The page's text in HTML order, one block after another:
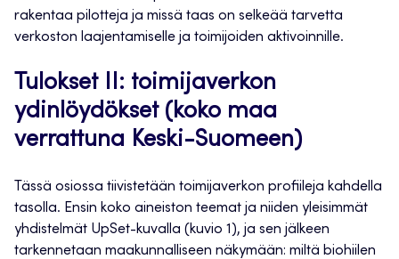
rakentaa pilotteja ja missä taas on selkeää tarvetta
verkoston laajentamiselle ja toimijoiden aktivoinnille.
Tulokset II: toimijaverkon
ydinlöydökset (koko maa
verrattuna Keski-Suomeen)
Tässä osiossa tiivistetään toimijaverkon profiileja kahdella
tasolla. Ensin koko aineiston teemat ja niiden yleisimmät
yhdistelmät UpSet-kuvalla (kuvio 1), ja sen jälkeen
tarkennetaan maakunnalliseen näkymään: miltä biohiilen